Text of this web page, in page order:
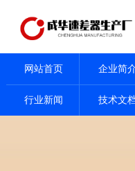
网站首页 企业简
行业新闻 技术文